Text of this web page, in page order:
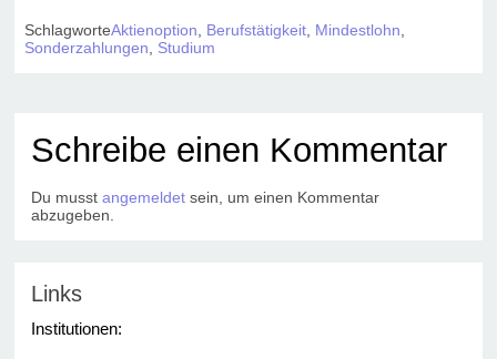
SchlagworteAktienoption Berufstätigkeit, Mindestlohn
Sonderzahlungen
Studium
Schreibe einen Kommentar
Du musstangemeldet sein, um einen Kommentar
abzugeben.
Links
Institutionen: